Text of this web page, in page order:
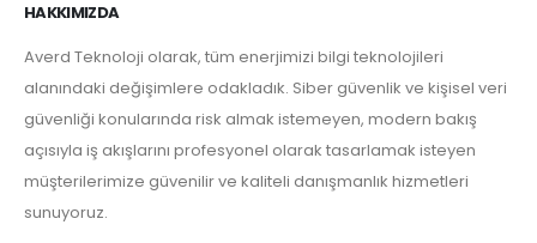
HAKKIMIZDA
Averd Teknoloji olarak, tüm enerjimizi bilgi teknolojileri
alanındaki değişimlere odakladık. Siber güvenlik ve kişisel veri
güvenliği konularında risk almak istemeyen, modern bakış
açısıyla iş akışlarını profesyonel olarak tasarlamak isteyen
müşterilerimize güvenilir ve kaliteli danışmanlık hizmetleri
sunuyoruz.